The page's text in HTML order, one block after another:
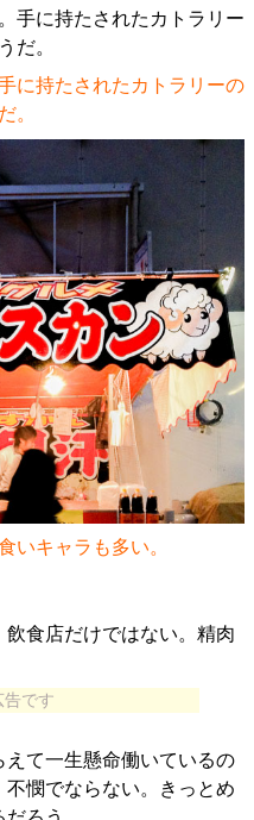
に持たされたカトラリーの
。
いキャラも多い。
食店だけではない。精肉
告です
て一生懸命働いているの
憫でならない。きっとめ